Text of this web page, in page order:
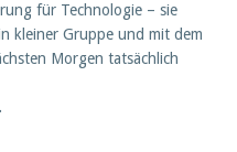
für Technologie – sie
kleiner Gruppe und mit dem
Morgen tatsächlich